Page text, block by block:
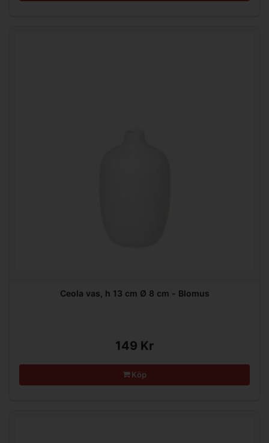
Ceola vas, h 13 cm Ø 8 cm - Blomus
149 Kr
Köp